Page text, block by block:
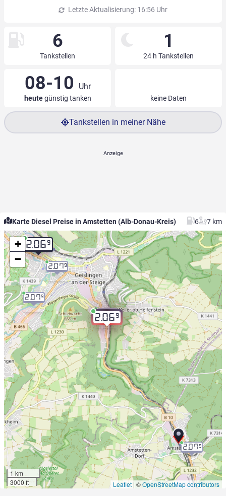
Letzte Aktualisierung: 16:56 Uhr
6
Tankstellen
1
24 h Tankstellen
08-10 Uhr
heutegünstig tanken keine Daten
Tankstellen in meiner Nähe
Karte Diesel Preise in Amstetten (Alb-Donau-Kreis) 6 7 km
2.069
2.069
2.079
2.079
2.079
2.079
+
−
1 km
3000 ft
Leaflet | ©OpenStreetMap contributors